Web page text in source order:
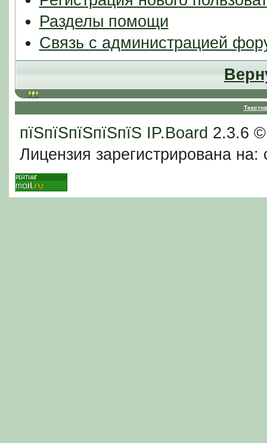
Разделы помощи
Связь с администрацией
пїЅпїЅпїЅпїЅпїЅ IP.Board 2.3.6
Лицензия зарегистрирована